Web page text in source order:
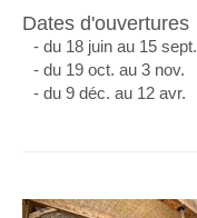
Dates d'ouvertures
- du 18 juin au 15 sept.
- du 19 oct. au 3 nov.
- du 9 déc. au 12 avr.